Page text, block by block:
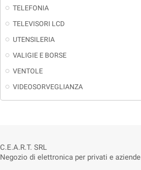
TELEFONIA
TELEVISORI LCD
UTENSILERIA
VALIGIE E BORSE
VENTOLE
VIDEOSORVEGLIANZA
C.E.A.R.T. SRL
Negozio di elettronica per privati e aziende